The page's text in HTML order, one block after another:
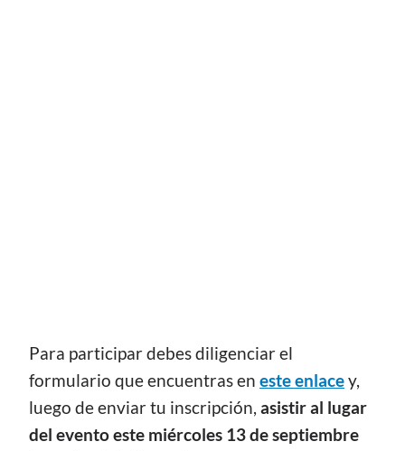
Para participar debes diligenciar el
formulario que encuentras en este enlacey,
luego de enviar tu inscripción, asistir al lugar
del evento este miércoles 13 de septiembre